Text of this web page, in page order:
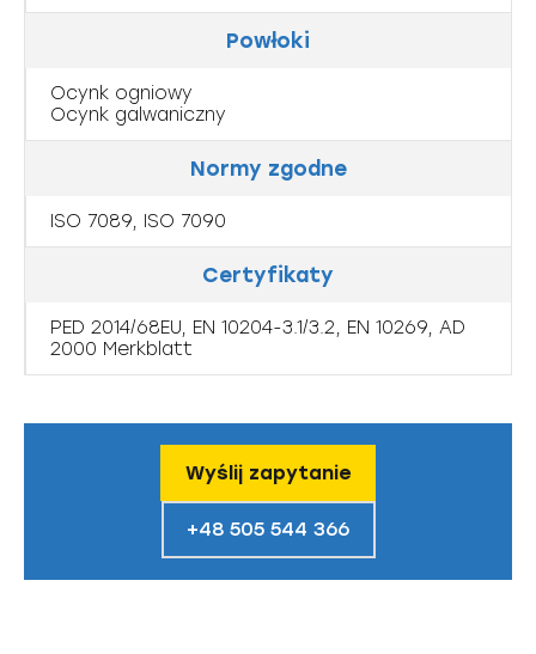
Powłoki
Ocynk ogniowy
Ocynk galwaniczny
Normy zgodne
ISO 7089, ISO 7090
Certyfikaty
PED 2014/68EU, EN 10204-3.1/3.2, EN 10269, AD
2000 Merkblatt
Wyślij zapytanie
+48 505 544 366